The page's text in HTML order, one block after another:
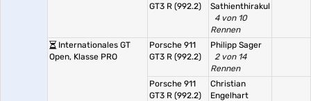
GT3 R (992.2)
Sathienthirakul
4 von 10
Rennen
Internationales GT
Open, Klasse PRO
Porsche 911
GT3 R (992.2)
Philipp Sager
2 von 14
Rennen
Porsche 911
GT3 R (992.2)
Christian
Engelhart